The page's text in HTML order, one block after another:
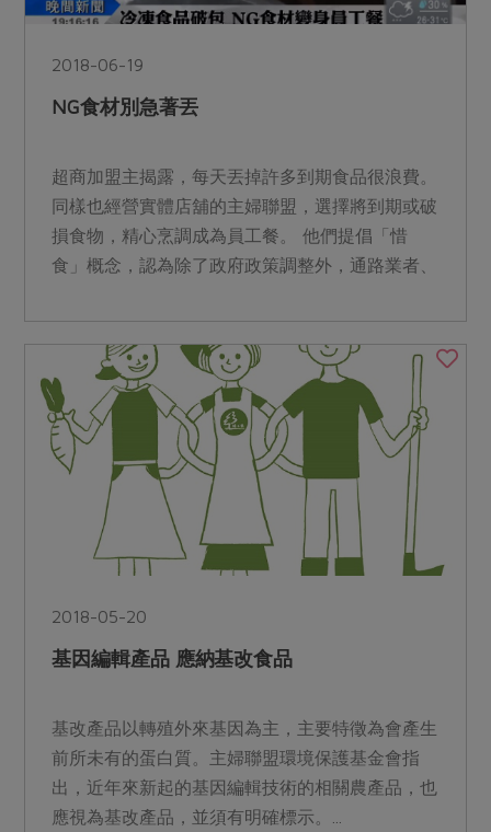
2018-06-19
NG食材別急著丟
超商加盟主揭露，每天丟掉許多到期食品很浪費。
同樣也經營實體店舖的主婦聯盟，選擇將到期或破
損食物，精心烹調成為員工餐。 他們提倡「惜
食」概念，認為除了政府政策調整外，通路業者、
2018-05-20
基因編輯產品 應納基改食品
基改產品以轉殖外來基因為主，主要特徵為會產生
前所未有的蛋白質。主婦聯盟環境保護基金會指
出，近年來新起的基因編輯技術的相關農產品，也
應視為基改產品，並須有明確標示。...